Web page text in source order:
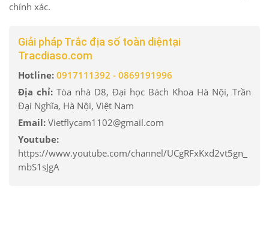
chính xác.
Giải pháp Trắc địa số toàn diệntại
Tracdiaso.com
Hotline: 0917111392 - 0869191996
Địa chỉ: Tòa nhà D8, Đại học Bách Khoa Hà Nội, Trần
Đại Nghĩa, Hà Nội, Việt Nam
Email: Vietflycam1102@gmail.com
Youtube:
https://www.youtube.com/channel/UCgRFxKxd2vt5gn_
mbS1sJgA